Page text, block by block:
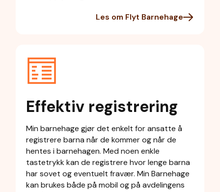
Les om Flyt Barnehage
Effektiv registrering
Min barnehage gjør det enkelt for ansatte å
registrere barna når de kommer og når de
hentes i barnehagen. Med noen enkle
tastetrykk kan de registrere hvor lenge barna
har sovet og eventuelt fravær. Min Barnehage
kan brukes både på mobil og på avdelingens